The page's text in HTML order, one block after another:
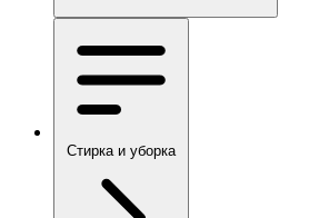
Стирка и уборка